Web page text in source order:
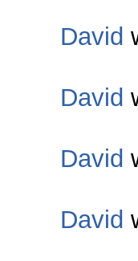
David
David
David
David